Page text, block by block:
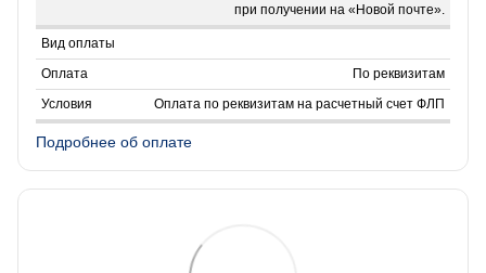
при получении на «Новой почте».
По реквизитам
Оплата по реквизитам на расчетный счет ФЛП
Подробнее об оплате